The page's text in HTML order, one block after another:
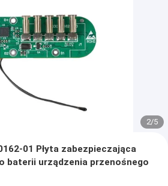
2/5
01 Płyta zabezpieczająca
baterii urządzenia przenośnego